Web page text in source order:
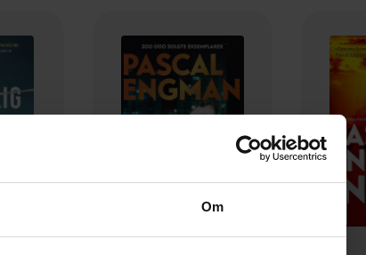
Om